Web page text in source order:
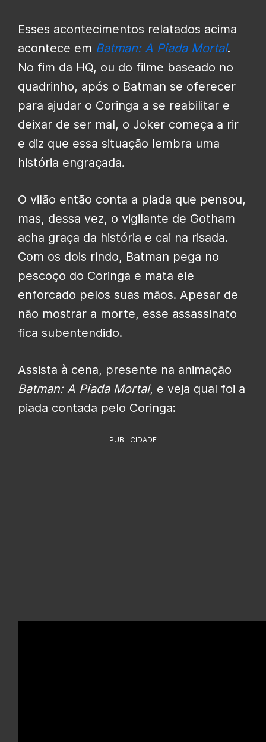
Esses acontecimentos relatados acima
acontece em Batman: A Piada Mortal.
No fim da HQ, ou do filme baseado no
quadrinho, após o Batman se oferecer
para ajudar o Coringa a se reabilitar e
deixar de ser mal, o Joker começa a rir
e diz que essa situação lembra uma
história engraçada.
O vilão então conta a piada que pensou,
mas, dessa vez, o vigilante de Gotham
acha graça da história e cai na risada.
Com os dois rindo, Batman pega no
pescoço do Coringa e mata ele
enforcado pelos suas mãos. Apesar de
não mostrar a morte, esse assassinato
fica subentendido.
Assista à cena, presente na animação
Batman: A Piada Mortal, e veja qual foi a
piada contada pelo Coringa:
PUBLICIDADE